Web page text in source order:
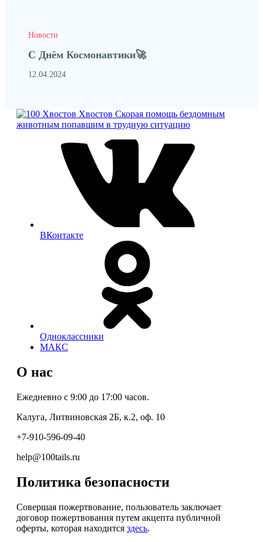
Новости
С Днём Космонавтики🚀
12.04.2024
Хвостов Скорая помощь бездомным
животным попавшим в трудную ситуацию
ВКонтакте
Одноклассники
МАКС
О нас
Ежедневно с 9:00 до 17:00 часов.
Калуга, Литвиновская 2Б, к.2, оф. 10
+7-910-596-09-40
help@100tails.ru
Политика безопасности
Совершая пожертвование, пользователь заключает
договор пожертвования путем акцепта публичной
оферты, которая находится здесь.